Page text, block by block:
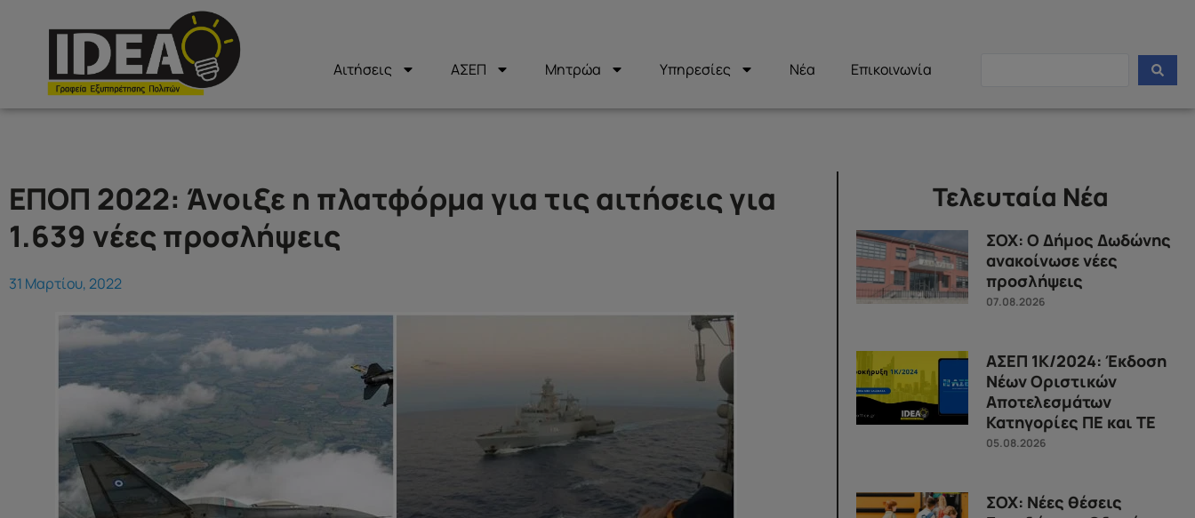
Αιτήσεις ΑΣΕΠ Μητρώα Υπηρεσίες Νέα Επικοινωνία
ΕΠΟΠ 2022: Άνοιξε η πλατφόρμα για τις αιτήσεις για
1.639 νέες προσλήψεις
31 Μαρτίου, 2022
Τελευταία Νέα
ΣΟΧ: Ο Δήμος Δωδώνης
ανακοίνωσε νέες
προσλήψεις
07.08.2026
ΑΣΕΠ 1Κ/2024: Έκδοση
Νέων Οριστικών
Αποτελεσμάτων
Κατηγορίες ΠΕ και ΤΕ
05.08.2026
ΣΟΧ: Νέες θέσεις